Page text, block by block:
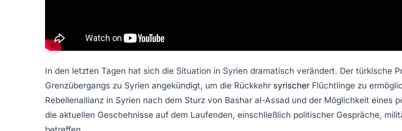
In den letzten Tagen hat sich die Situation in Syrien dramatisch verändert. Der türkische
Grenzübergangs zu Syrien angekündigt, um die Rückkehr syrischer Flüchtlinge zu
Rebellenallianz in Syrien nach dem Sturz von Bashar al-Assad und der Möglichkeit eines
die aktuellen Geschehnisse auf dem Laufenden, einschließlich politischer Gespräche,